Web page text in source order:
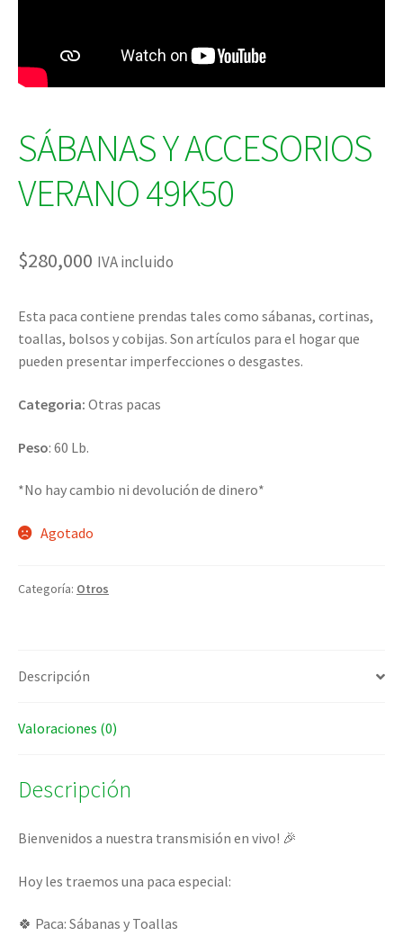
SÁBANAS Y ACCESORIOS
VERANO 49K50
$280,000 IVA incluido
Esta paca contiene prendas tales como sábanas, cortinas,
toallas, bolsos y cobijas. Son artículos para el hogar que
pueden presentar imperfecciones o desgastes.
Categoria: Otras pacas
Peso: 60 Lb.
*No hay cambio ni devolución de dinero*
Agotado
Categoría: Otros
Descripción
Valoraciones (0)
Descripción
Bienvenidos a nuestra transmisión en vivo! 🎉
Hoy les traemos una paca especial:
🍀 Paca: Sábanas y Toallas